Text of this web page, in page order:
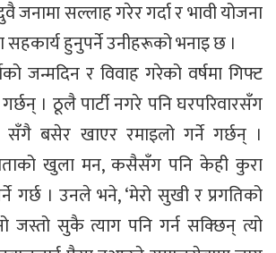
जनामा सल्लाह गरेर गर्दा र भावी योजना
सहकार्य हुनुपर्ने उनीहरूको भनाइ छ ।
जन्मदिन र विवाह गरेको वर्षमा गिफ्ट
। ठूलै पार्टी नगरे पनि घरपरिवारसँग
सँगै बसेर खाएर रमाइलो गर्ने गर्छन् ।
खुला मन, कसैसँग पनि केही कुरा
गर्छ । उनले भने, ‘मेरो सुखी र प्रगतिको
सुकै त्याग पनि गर्न सक्छिन् त्यो